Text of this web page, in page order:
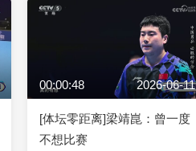
00:00:48 2026-06-11
[体坛零距离]梁靖崑：曾一度
不想比赛